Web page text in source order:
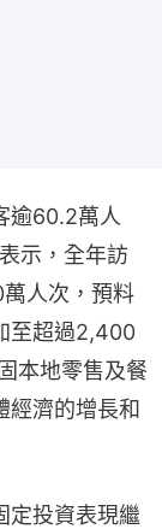
逾60.2萬人
示，全年訪
人次，預料
至超過2,400
本地零售及餐
經濟的增長和
定投資表現繼